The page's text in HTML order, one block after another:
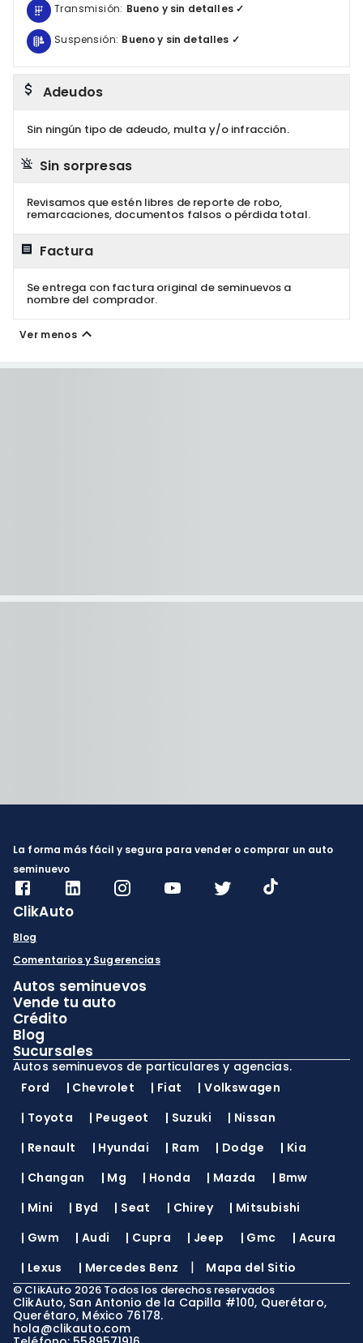
Transmisión: Bueno y sin detalles ✓
Suspensión: Bueno y sin detalles ✓
Adeudos
Sin ningún tipo de adeudo, multa y/o infracción.
Sin sorpresas
Revisamos que estén libres de reporte de robo,
remarcaciones, documentos falsos o pérdida total.
Factura
Se entrega con factura original de seminuevos a
nombre del comprador.
Ver menos
La forma más fácil y segura para vender o comprar un auto
seminuevo
ClikAuto
Blog
Comentarios y Sugerencias
Autos seminuevos
Vende tu auto
Crédito
Blog
Sucursales
Autos seminuevos de particulares y agencias.
Ford
| Chevrolet | Fiat |Volkswagen
| Toyota | Peugeot | Suzuki | Nissan
| Renault | Hyundai | Ram | Dodge | Kia
| Changan | Mg | Honda | Mazda | Bmw
| Mini | Byd | Seat | Chirey | Mitsubishi
| Gwm | Audi | Cupra | Jeep | Gmc | Acura
| Lexus | Mercedes Benz | Mapa del Sitio
© ClikAuto 2026 Todos los derechos reservados
ClikAuto, San Antonio de la Capilla #100, Querétaro,
Querétaro, México 76178.
hola@clikauto.com